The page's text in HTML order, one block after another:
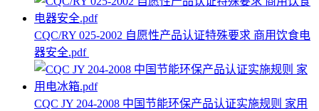
CQC/RY 025-2002 自愿性产品认证特殊要求 商用饮食电
器安全.pdf
CQC JY 204-2008 中国节能环保产品认证实施规则 家用